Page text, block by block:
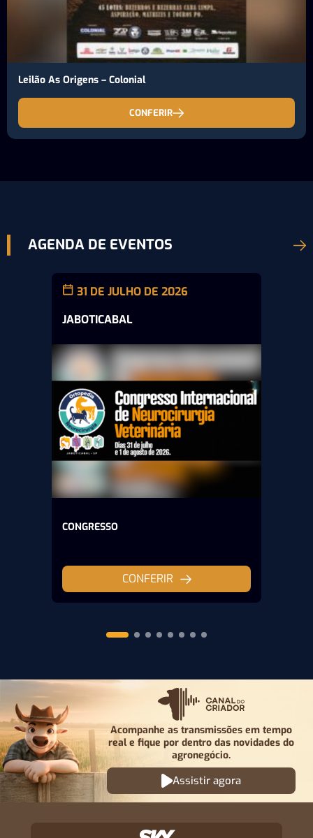
Leilão As Origens – Colonial
CONFERIR
AGENDA DE EVENTOS
31 DE JULHO DE 2026
JABOTICABAL
CONGRESSO
CONFERIR
Acompanhe as transmissões em tempo
real e fique pordentro das novidades do
agronegócio.
Assistir agora